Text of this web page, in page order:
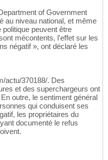
of Government
au niveau national, et même
peuvent être
mécontents, l'effet sur les
négatif », ont déclaré les
actu/370188/. Des
et des superchargeurs ont
outre, le sentiment général
qui conduisent ses
les propriétaires du
documenté le refus